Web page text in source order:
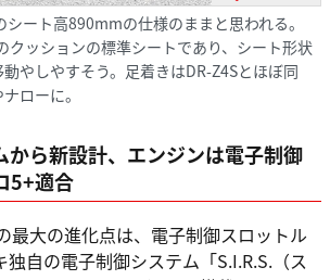
シート高890mmの仕様のままと思われる。
クッションの標準シートであり、シート形状
やしやすそう。足着きはDR-Z4Sとほぼ同
ローに。
から新設計、エンジンは電子制御
5+適合
最大の進化点は、電子制御スロットル
自の電子制御システム「S.I.R.S.（ス